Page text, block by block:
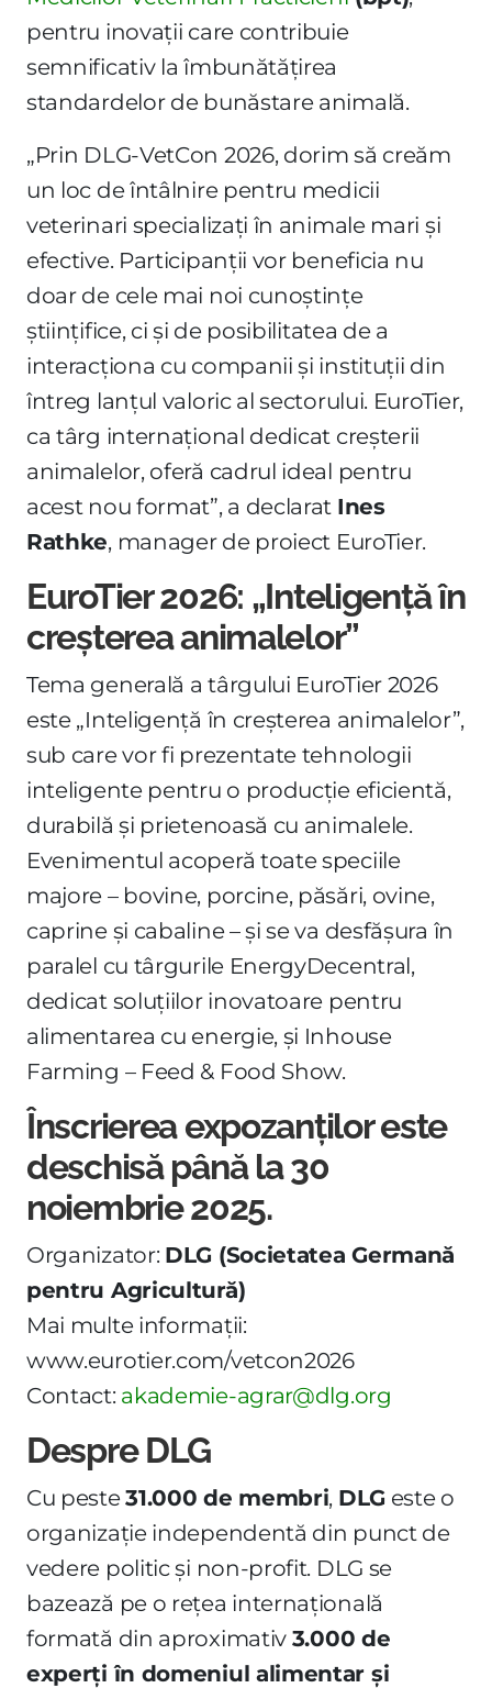
pentru inovații care contribuie
semnificativ la îmbunătățirea
standardelor de bunăstare animală.
„Prin DLG-VetCon 2026, dorim să creăm
un loc de întâlnire pentru medicii
veterinari specializați în animale mari și
efective. Participanții vor beneficia nu
doar de cele mai noi cunoștințe
științifice, ci și de posibilitatea de a
interacționa cu companii și instituții din
întreg lanțul valoric al sectorului. EuroTier,
ca târg internațional dedicat creșterii
animalelor, oferă cadrul ideal pentru
acest nou format”, a declarat Ines
Rathke, manager de proiect EuroTier.
EuroTier 2026: „Inteligență în
creșterea animalelor”
Tema generală a târgului EuroTier 2026
este „Inteligență în creșterea animalelor”,
sub care vor fi prezentate tehnologii
inteligente pentru o producție eficientă,
durabilă și prietenoasă cu animalele.
Evenimentul acoperă toate speciile
majore – bovine, porcine, păsări, ovine,
caprine și cabaline – și se va desfășura în
paralel cu târgurile EnergyDecentral,
dedicat soluțiilor inovatoare pentru
alimentarea cu energie, și Inhouse
Farming – Feed & Food Show.
Înscrierea expozanților este
deschisă până la 30
noiembrie 2025.
Organizator: DLG (Societatea Germană
pentru Agricultură)
Mai multe informații:
www.eurotier.com/vetcon2026
Contact: akademie-agrar@dlg.org
Despre DLG
Cu peste31.000 de membri, DLG este o
organizație independentă din punct de
vedere politic și non-profit. DLG se
bazează pe o rețea internațională
formată din aproximativ 3.000 de
experți în domeniul alimentar și